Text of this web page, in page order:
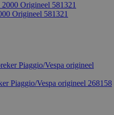
Origineel 581321
Piaggio/Vespa origineel 268158